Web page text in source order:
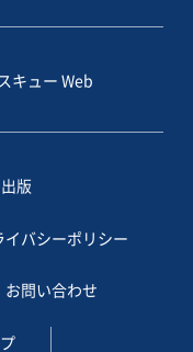
キュー Web
版
イバシーポリシー
お問い合わせ